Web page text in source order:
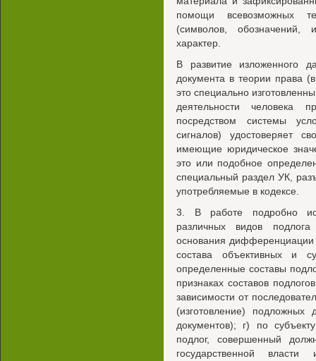
помощи всевозможных
(символов, обозначений,
характер.
В развитие изложенного
документа в теории права
это специально
деятельности человека
посредством системы
сигналов) удостоверяет
имеющие юридическое
это или подобное
специальный раздел УК,
употребляемые в кодексе.
3. В работе подробно
различных видов
основания дифференциации
состава объективных и
определенные составы
признаках составов
зависимости от
(изготовление) подложных
документов); г) по
подлог, совершенный
государственной